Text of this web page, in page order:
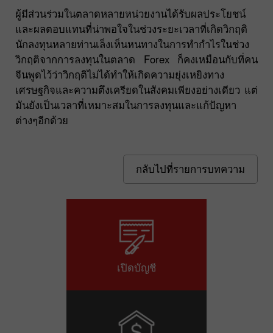
ผู้มีส่วนร่วมในตลาดหลายหน่วยงานได้รับผลประโยชน์
และผลตอบแทนที่น่าพอใจในช่วงระยะเวลาที่เกิดวิกฤติ
นักลงทุนหลายท่านเล็งเห็นหนทางในการทำกำไรในช่วง
วิกฤติจากการลงทุนในตลาด Forex ก็คงเหมือนกับที่คน
จีนพูดไว้ว่าวิกฤติไม่ได้ทำให้เกิดความยุ่งเหยิงทาง
เศรษฐกิจและความตึงเครียดในสังคมเพียงอย่างเดียว แต่
มันยังเป็นเวลาที่เหมาะสมในการลงทุนและแก้ปัญหา
ต่างๆอีกด้วย
กลับไปที่รายการบทความ
เปิดบัญชี